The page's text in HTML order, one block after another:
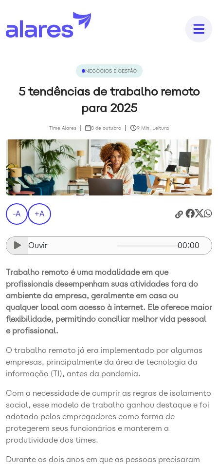
NEGÓCIOS E GESTÃO
5 tendências de trabalho remoto
para 2025
Time Alares 8 de outubro 9 Min. Leitura
-A +A
Ouvir 00:00
Trabalho remoto é uma modalidade em que
profissionais desempenham suas atividades fora do
ambiente da empresa, geralmente em casa ou
qualquer local com acesso à internet. Ele oferece maior
flexibilidade, permitindo conciliar melhor vida pessoal
e profissional.
O trabalho remoto já era implementado por algumas
empresas, principalmente da área de tecnologia da
informação (TI), antes da pandemia.
Com a necessidade de cumprir as regras de isolamento
social, esse modelo de trabalho ganhou destaque e foi
adotado pelos empregadores como forma de
protegerem seus funcionários e manterem a
produtividade dos times.
Durante os dois anos em que as pessoas precisaram